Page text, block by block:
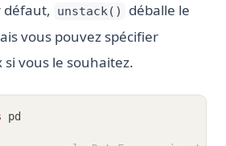
défaut, unstack()
déballe le
vous pouvez spécifier
vous le souhaitez.
pd